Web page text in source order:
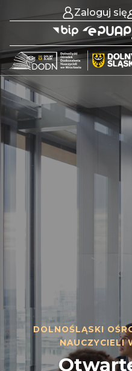
Zaloguj się
DOLNOŚLĄSKI
NAUCZYCIELI